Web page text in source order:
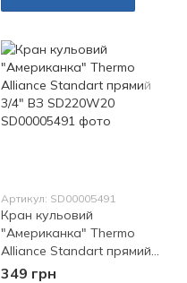
Артикул: SD00005491
Кран кульовий
"Американка" Thermo
Alliance Standart прямий
3/4" ВЗ SD220W20
349 грн